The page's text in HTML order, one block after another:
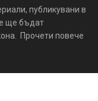
публикувани в
ще бъдат
Прочети повече